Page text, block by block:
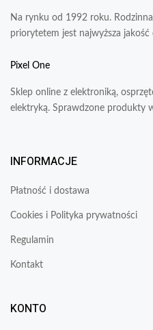
Na rynku od 1992 roku.
priorytetem jest najwyższa jakość
Pixel One
Sklep online z elektroniką,
elektryką. Sprawdzone produkty
INFORMACJE
Płatność i dostawa
Cookies i Polityka prywatności
Regulamin
Kontakt
KONTO